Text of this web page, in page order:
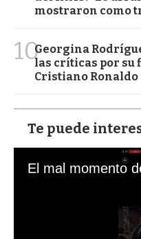
mostraron como
10Georgina
las críticas por su
Cristiano Ronaldo
Te puede